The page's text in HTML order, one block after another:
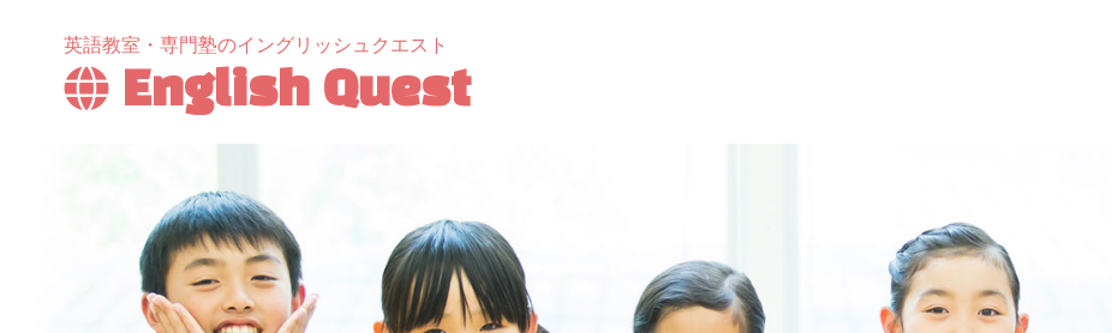
英語教室・専門塾のイングリッシュクエスト
English Quest